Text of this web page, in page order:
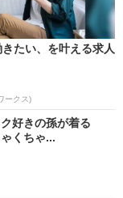
たい、を叶える求人
ークス)
好きの孫が着る
くちゃ...